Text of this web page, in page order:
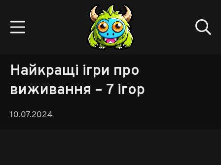
content
Найкращі ігри про
виживання – 7 ігор
10.07.2024